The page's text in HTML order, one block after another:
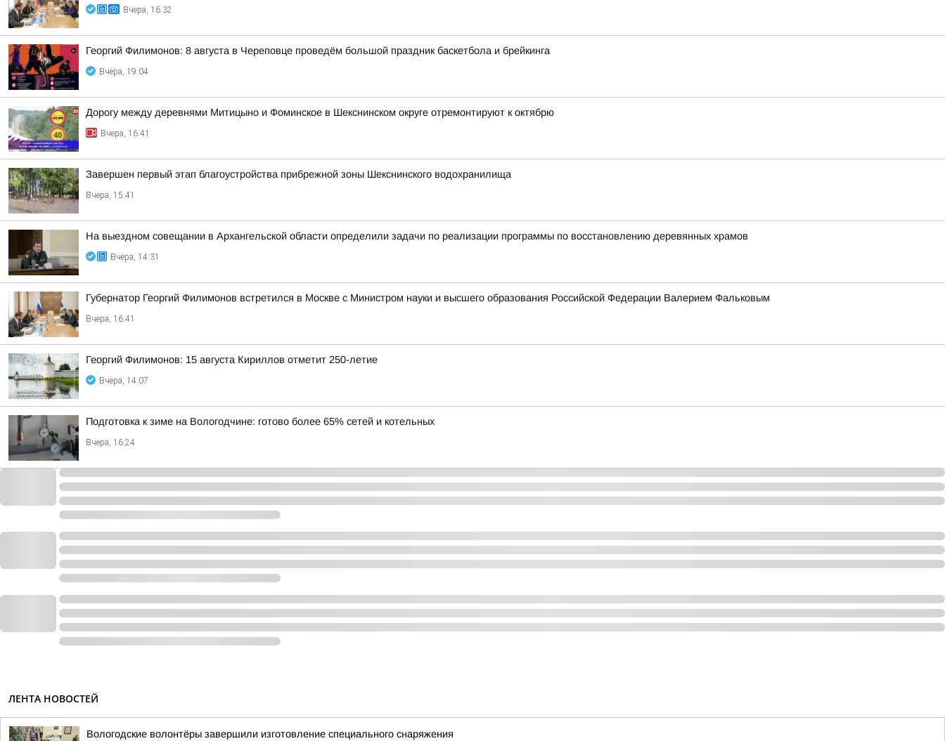
Вчера, 16:32
Георгий Филимонов: 8 августа в Череповце проведём большой праздник баскетбола и брейкинга
Вчера, 19:04
Дорогу между деревнями Митицыно и Фоминское в Шекснинском округе отремонтируют к октябрю
Вчера, 16:41
Завершен первый этап благоустройства прибрежной зоны Шекснинского водохранилища
Вчера, 15:41
На выездном совещании в Архангельской области определили задачи по реализации программы по восстановлению деревянных храмов
Вчера, 14:31
Губернатор Георгий Филимонов встретился в Москве с Министром науки и высшего образования Российской Федерации Валерием Фальковым
Вчера, 16:41
Георгий Филимонов: 15 августа Кириллов отметит 250-летие
Вчера, 14:07
Подготовка к зиме на Вологодчине: готово более 65% сетей и котельных
Вчера, 16:24
ЛЕНТА НОВОСТЕЙ
Вологодские волонтёры завершили изготовление специального снаряжения